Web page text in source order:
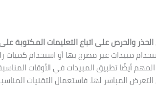
والحرص على اتباع التعليمات المكتوبة
مبيدات غير مصرح بها أو استخدام كميات
أيضًا تطبيق المبيدات في الأوقات
المباشر لها. فاستعمال التقنيات